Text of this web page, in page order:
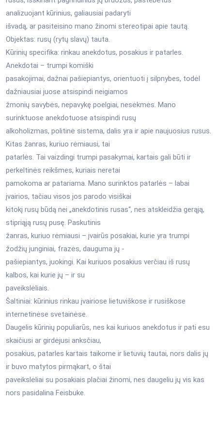
analizuojant kūrinius, galiausiai padaryti
išvadą, ar pasiteisino mano žinomi stereotipai apie tautą.
Objektas: rusų (rytų slavų) tauta.
Kūrinių specifika: rinkau anekdotus, posakius ir patarles.
Anekdotai – trumpi komiški
pasakojimai, dažnai pašiepiantys, orientuoti į silpnybes, todėl
dažniausiai juose atsispindi neigiamos
žmonių savybės, nepavykę poelgiai, nesėkmės. Mano
surinktuose anekdotuose atsispindi rusų
alkoholizmas, politinė sistema, dalis yra ir apie naujuosius rusus.
Kitas žanras, kuriuo rėmiausi, tai
patarlės. Tai vaizdingi trumpi pasakymai, kartais gali būti ir
perkeltinės reikšmes, kuriais neretai
pamokoma ar patariama. Mano surinktos patarlės – labai
įvairios, tačiau visos jos parodo visiškai
kitokį rusų būdą nei „anekdotinis rusas“, nes atskleidžia gerąją,
stipriąją rusų pusę. Paskutinis
žanras, kuriuo rėmiausi – įvairūs posakiai, kurie yra trumpi
žodžių junginiai, frazės, dauguma jų -
pašiepiantys, juokingi. Kai kuriuos posakius verčiau iš rusų
kalbos, kai kurie jų – ir su
paveikslėliais.
Šaltiniai: kūrinius rinkau įvairiose lietuviškose ir rusiškose
internetinėse svetainėse.
Daugelis kūrinių populiarūs, nes kai kuriuos anekdotus ir pati esu
skaičiusi ar girdėjusi anksčiau,
posakius, patarles kartais taikome ir lietuvių tautai, nors dalis jų
ir buvo matytos pirmąkart, o štai
paveikslėliai su posakiais plačiai žinomi, nes daugeliu jų vis kas
nors pasidalina Feisbuke.